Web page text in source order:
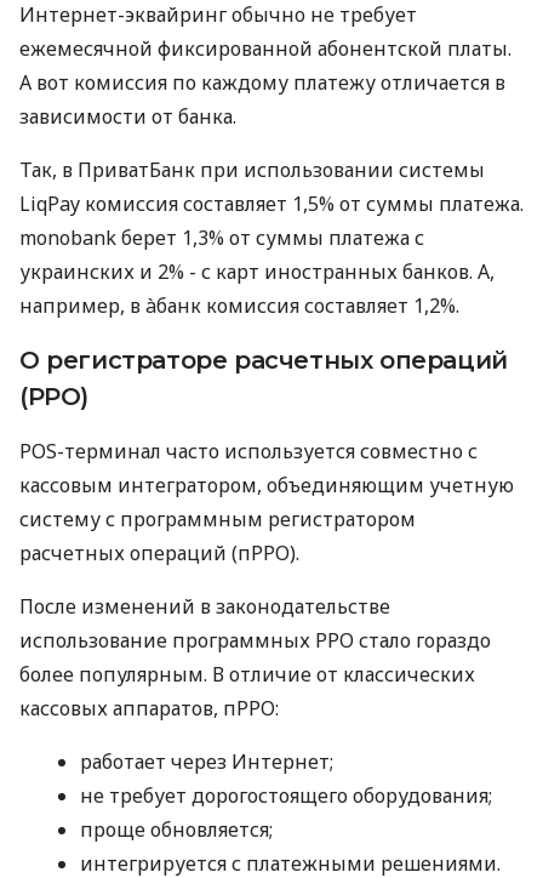
Интернет-эквайринг обычно не требует
ежемесячной фиксированной абонентской платы.
А вот комиссия по каждому платежу отличается в
зависимости от банка.
Так, в ПриватБанк при использовании системы
LiqPay комиссия составляет 1,5% от суммы платежа.
monobank берет 1,3% от суммы платежа с
украинских и 2% - с карт иностранных банков. А,
например, в àбанк комиссия составляет 1,2%.
О регистраторе расчетных операций
(РРО)
POS-терминал часто используется совместно с
кассовым интегратором, объединяющим учетную
систему с программным регистратором
расчетных операций (пРРО).
После изменений в законодательстве
использование программных РРО стало гораздо
более популярным. В отличие от классических
кассовых аппаратов, пРРО:
работает через Интернет;
не требует дорогостоящего оборудования;
проще обновляется;
интегрируется с платежными решениями.